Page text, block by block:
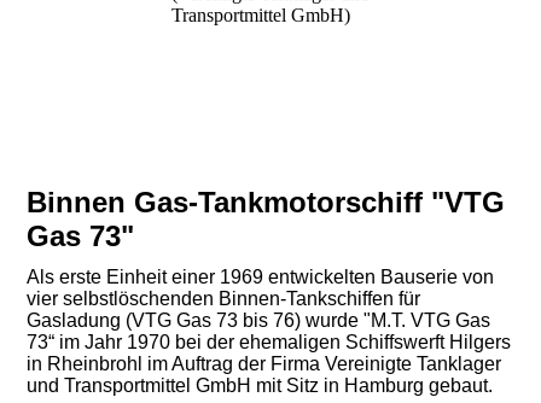
Transportmittel GmbH)
Binnen Gas-Tankmotorschiff "VTG
Gas 73"
Als erste Einheit einer 1969 entwickelten Bauserie von
vier selbstlöschenden Binnen-Tankschiffen für
Gasladung (VTG Gas 73 bis 76) wurde "M.T. VTG Gas
73“ im Jahr 1970 bei der ehemaligen Schiffswerft Hilgers
in Rheinbrohl im Auftrag der Firma Vereinigte Tanklager
und Transportmittel GmbH mit Sitz in Hamburg gebaut.